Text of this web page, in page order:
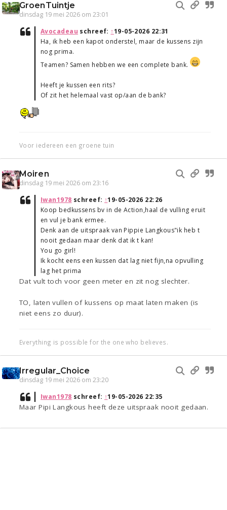
GroenTuintje
dinsdag 19 mei 2026 om 23:01
Avocadeau schreef: ↑19-05-2026 22:31
Ha, ik heb een kapot onderstel, maar de kussens zijn
nog prima.
Teamen? Samen hebben we een complete bank.
Heeft je kussen een rits?
Of zit het helemaal vast op/aan de bank?
Voor iedereen een groene tuin
Moiren
dinsdag 19 mei 2026 om 23:16
Iwan1978 schreef: ↑19-05-2026 22:26
Koop bedkussens bv in de Action,haal de vulling eruit
en vul je bank ermee.
Denk aan de uitspraak van Pippie Langkous"ik heb t
nooit gedaan maar denk dat ik t kan!
You go girl!
Ik kocht eens een kussen dat lag niet fijn,na opvulling
lag het prima
Dat vult toch voor geen meter en zit nog slechter.
TO, laten vullen of kussens op maat laten maken (is
niet eens zo duur).
Everything is possible for the one who believes.
Irregular_Choice
dinsdag 19 mei 2026 om 23:20
Iwan1978 schreef: ↑19-05-2026 22:35
Maar Pipi Langkous heeft deze uitspraak nooit gedaan.